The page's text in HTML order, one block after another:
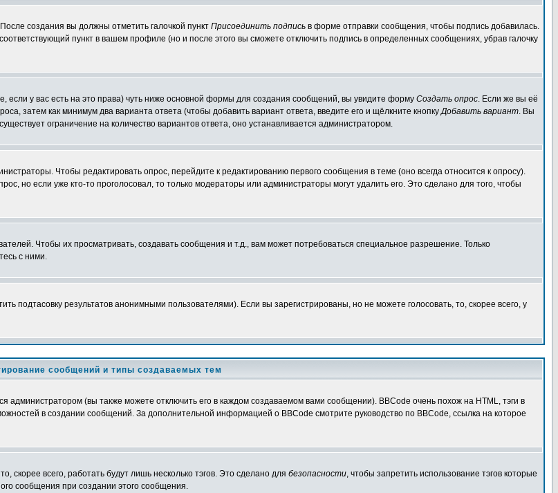
создания вы должны отметить галочкой пункт Присоединить подпись в форме отправки сообщения, чтобы подпись добавилась.
пункт в вашем профиле (но и после этого вы сможете отключить подпись в определенных сообщениях, убрав галочку
если у вас есть на это права) чуть ниже основной формы для создания сообщений, вы увидите форму Создать опрос. Если же вы её
затем как минимум два варианта ответа (чтобы добавить вариант ответа, введите его и щёлкните кнопкуДобавить вариант. Вы
ограничение на количество вариантов ответа, оно устанавливается администратором.
Чтобы редактировать опрос, перейдите к редактированию первого сообщения в теме (оно всегда относится к опросу).
но если уже кто-то проголосовал, то только модераторы или администраторы могут удалить его. Это сделано для того, чтобы
Чтобы их просматривать, создавать сообщения и т.д., вам может потребоваться специальное разрешение. Только
с ними.
подтасовку результатов анонимными пользователями). Если вы зарегистрированы, но не можете голосовать, то, скорее всего, у
сообщений и типы создаваемых тем
администратором (вы также можете отключить его в каждом создаваемом вами сообщении). BBCode очень похож на HTML, тэги в
в создании сообщений. За дополнительной информацией о BBCode смотрите руководство по BBCode, ссылка на которое
скорее всего, работать будут лишь несколько тэгов. Это сделано для безопасности, чтобы запретить использование тэгов которые
сообщения при создании этого сообщения.